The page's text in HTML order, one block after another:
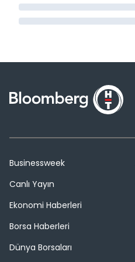
Businessweek
Canlı Yayın
Ekonomi Haberleri
Borsa Haberleri
Dünya Borsaları